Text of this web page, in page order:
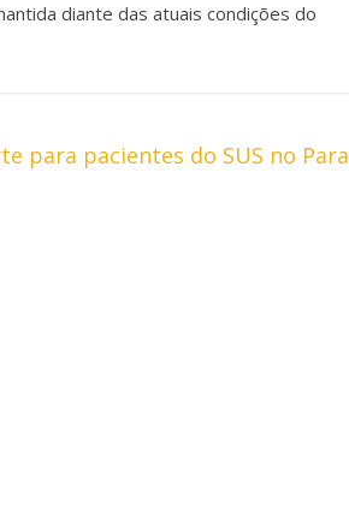
diante das atuais condições do
para pacientes do SUS no